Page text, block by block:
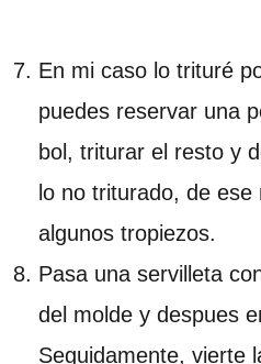
En mi caso lo trituré
puedes reservar una
bol, triturar el resto y
lo no triturado, de ese
algunos tropiezos.
Pasa una servilleta
del molde y despues
Seguidamente, vierte